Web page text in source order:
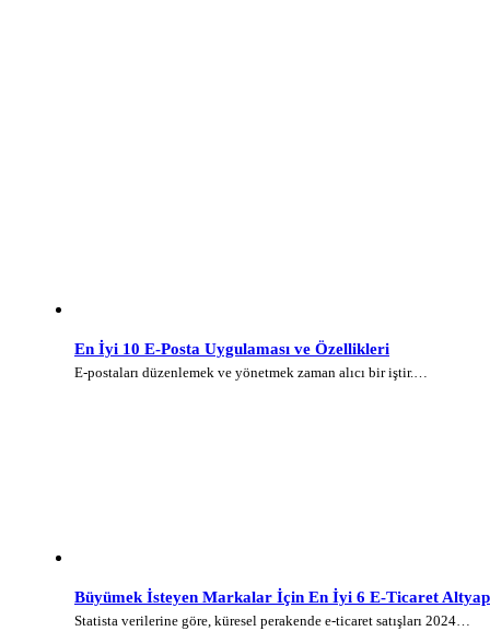
En İyi 10 E-Posta Uygulaması ve Özellikleri
E-postaları düzenlemek ve yönetmek zaman alıcı bir iştir.…
Büyümek İsteyen Markalar İçin En İyi 6 E-Ticaret
Statista verilerine göre, küresel perakende e-ticaret satışları 2024…